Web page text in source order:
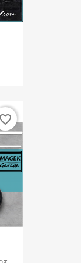
favorite_border